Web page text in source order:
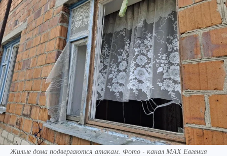
Жилые дома подвергаются атакам. Фото - канал МАХ Евгения